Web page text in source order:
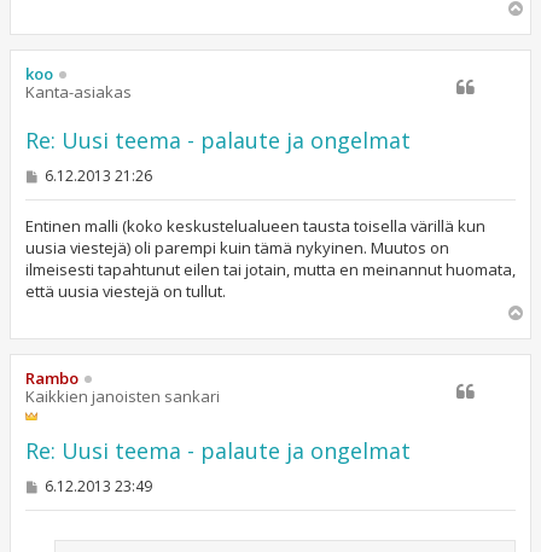
ö
koo
Kanta-asiakas
Re: Uusi teema - palaute ja ongelmat
V
s
t
i
6.12.2013 21:26
Entinen malli (koko keskustelualueen tausta toisella värillä kun
uusia viestejä) oli parempi kuin tämä nykyinen. Muutos on
ilmeisesti tapahtunut eilen tai jotain, mutta en meinannut huomata,
että uusia viestejä on tullut.
ö
Rambo
Kaikkien janoisten sankari
Re: Uusi teema - palaute ja ongelmat
V6.12.2013 23:49